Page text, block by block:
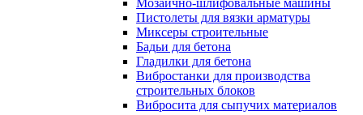
Мозаично-шлифовальные машины
Пистолеты для вязки арматуры
Миксеры строительные
Бадьи для бетона
Гладилки для бетона
Вибростанки для производства
строительных блоков
Вибросита для сыпучих материалов